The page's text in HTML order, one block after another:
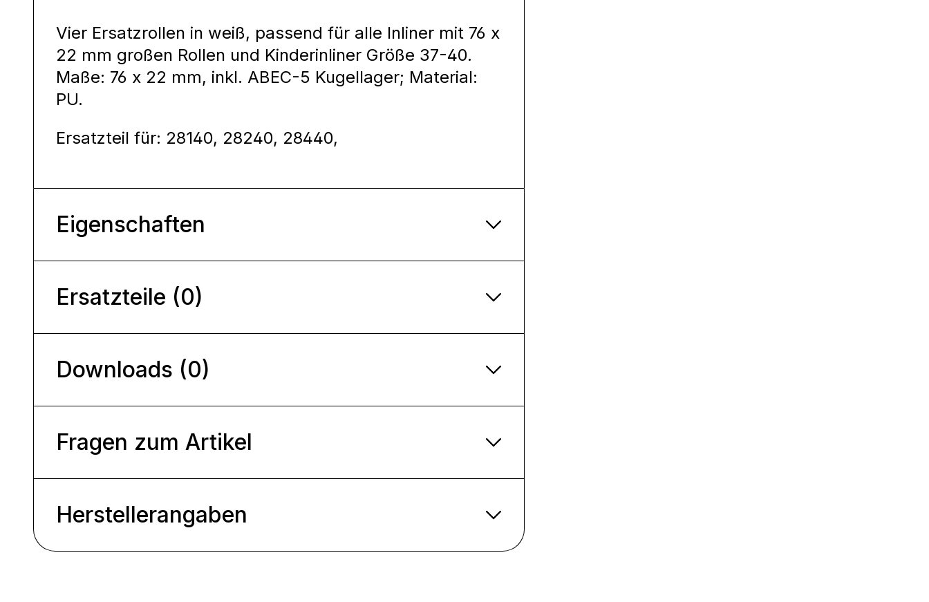
Vier Ersatzrollen in weiß, passend für alle Inliner mit 76 x
22 mm großen Rollen und Kinderinliner Größe 37-40.
Maße: 76 x 22 mm, inkl. ABEC-5 Kugellager; Material:
PU.
Ersatzteil für: 28140, 28240, 28440,
Eigenschaften
Ersatzteile (0)
Downloads (0)
Fragen zum Artikel
Herstellerangaben